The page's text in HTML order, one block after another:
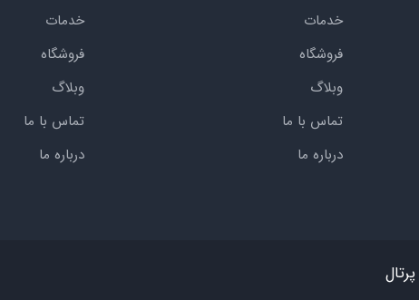
خدمات
فروشگاه
وبلاگ
تماس با ما
درباره ما
خدمات
فروشگاه
وبلاگ
تماس با ما
درباره ما
پرتال